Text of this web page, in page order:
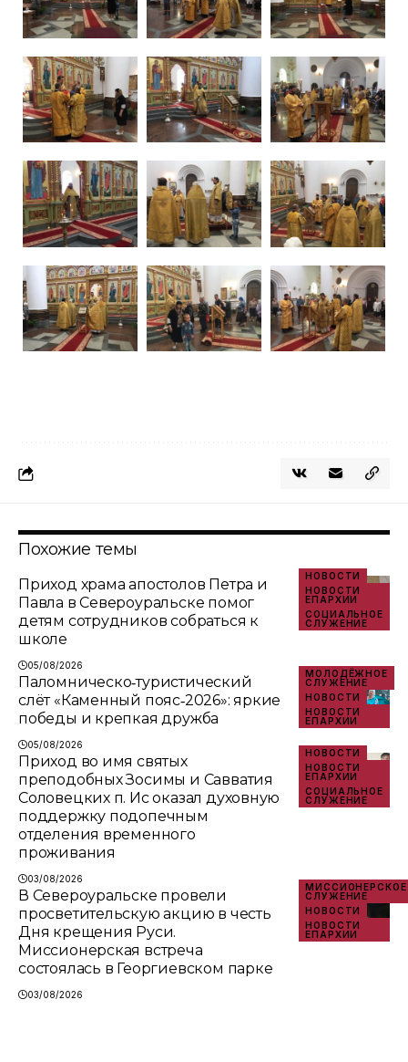
Похожие темы
НОВОСТИ
НОВОСТИ
ЕПАРХИИ
СОЦИАЛЬНОЕ
СЛУЖЕНИЕ
Приход храма апостолов Петра и
Павла в Североуральске помог
детям сотрудников собраться к
школе
05/08/2026
МОЛОДЁЖНОЕ
СЛУЖЕНИЕ
НОВОСТИ
НОВОСТИ
ЕПАРХИИ
Паломническо‑туристический
слёт «Каменный пояс‑2026»: яркие
победы и крепкая дружба
05/08/2026
НОВОСТИ
НОВОСТИ
ЕПАРХИИ
СОЦИАЛЬНОЕ
СЛУЖЕНИЕ
Приход во имя святых
преподобных Зосимы и Савватия
Соловецких п. Ис оказал духовную
поддержку подопечным
отделения временного
проживания
03/08/2026
МИССИОНЕРСКОЕ
СЛУЖЕНИЕ
НОВОСТИ
НОВОСТИ
ЕПАРХИИ
В Североуральске провели
просветительскую акцию в честь
Дня крещения Руси.
Миссионерская встреча
состоялась в Георгиевском парке
03/08/2026